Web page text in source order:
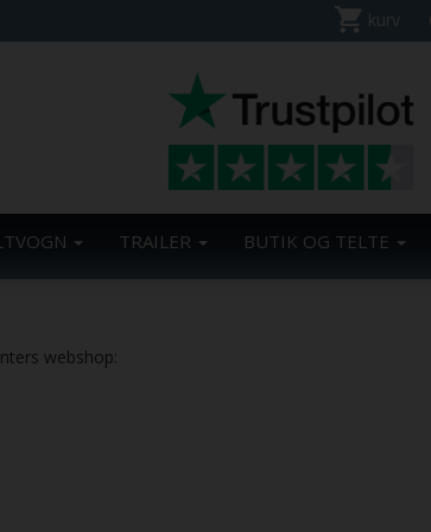
kurv
TRAILER BUTIK OG TELTE
webshop: